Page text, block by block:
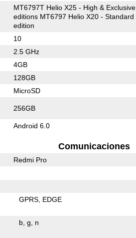
MT6797T Helio X25 - High & Exclusive
editions MT6797 Helio X20 - Standard
edition
10
2.5 GHz
4GB
128GB
MicroSD
256GB
Android 6.0
Comunicaciones
Redmi Pro
GPRS EDGE
b g n